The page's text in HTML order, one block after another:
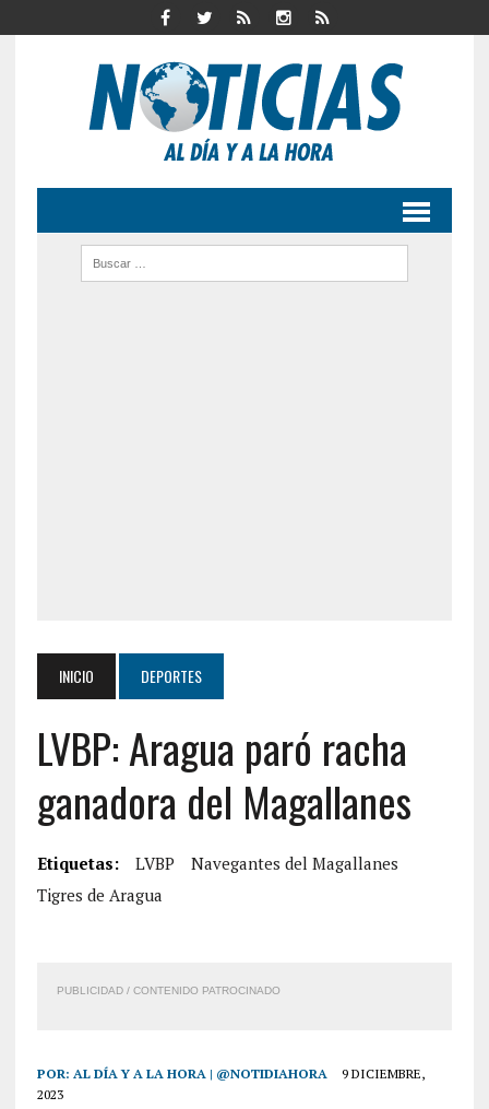
INICIO DEPORTES
LVBP: Aragua paró racha
ganadora del Magallanes
Etiquetas: LVBP
Navegantes del Magallanes
Tigres de Aragua
PUBLICIDAD / CONTENIDO PATROCINADO
POR: AL DÍA Y A LA HORA | @NOTIDIAHORA
9 DICIEMBRE,
2023